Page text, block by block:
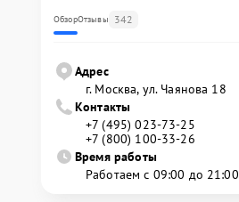
ОбзорОтзывы 342
Адрес
г. Москва, ул. Чаянова 18
Контакты
+7 (495) 023-73-25
+7 (800) 100-33-26
Время работы
Работаем с 09:00 до 21:00